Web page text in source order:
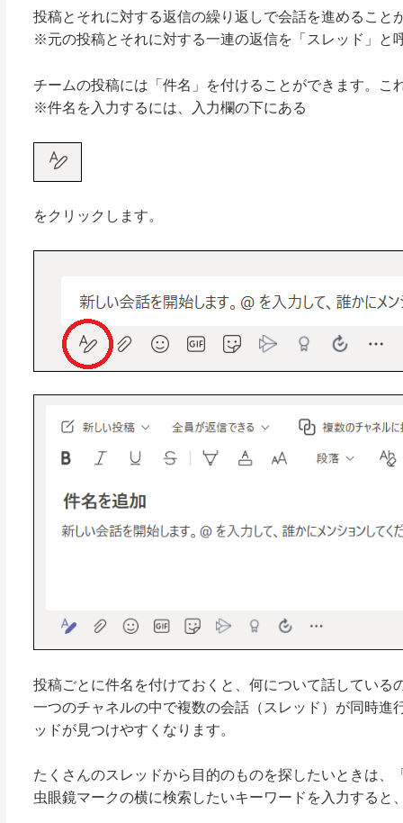
投稿とそれに対する返信の繰り返しで会話を進めること
※元の投稿とそれに対する一連の返信を「スレッド」と
チームの投稿には「件名」を付けることができます。こ
※件名を入力するには、入力欄の下にある
をクリックします。
投稿ごとに件名を付けておくと、何について話している
一つのチャネルの中で複数の会話（スレッド）が同時
ッドが見つけやすくなります。
たくさんのスレッドから目的のものを探したいときは、
虫眼鏡マークの横に検索したいキーワードを入力すると